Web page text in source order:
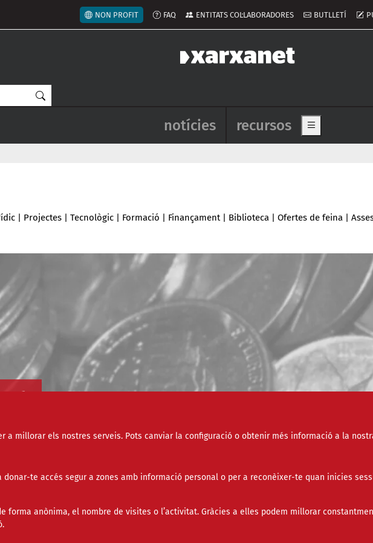
a millorar els nostres serveis. Pots canviar la configuració o obtenir més informació a la
te accés segur a zones amb informació personal o per a reconèixer-te quan inicies
forma anònima, el nombre de visites o l’activitat. Gràcies a elles podem millorar
Menú del compte d'usuari
NON PROFIT FAQ ENTITATS COL·LABORADORES BUTLLETÍ
Navegació principal de
notícies recursos Show main
| Projectes | Tecnològic | Formació | Finançament | Biblioteca | Ofertes de feina |